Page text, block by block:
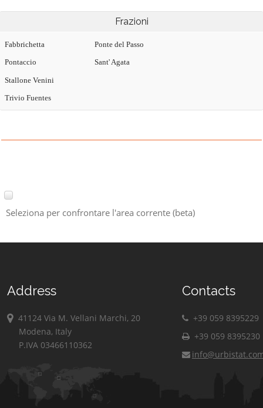
Frazioni
Fabbrichetta
Pontaccio
Ponte del Passo
Sant' Agata
Stallone Venini
Trivio Fuentes
Seleziona per confrontare l'area corrente (beta)
Address
41124 Via M. Vellani Marchi, 20
Modena, Italy
P.IVA 03466110362
Contacts
+39 059 8395229
+39 059 8395230